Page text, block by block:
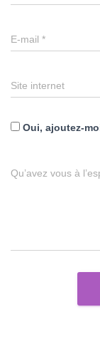
E-mail *
Site internet
Oui, ajoutez-
Qu’avez vous à